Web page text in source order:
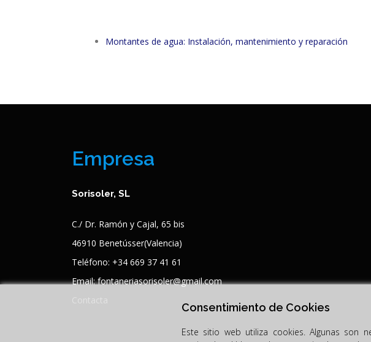
Montantes de agua: Instalación, mantenimiento y reparación
Empresa
Sorisoler, SL
C./ Dr. Ramón y Cajal, 65 bis
46910 Benetússer(Valencia)
Teléfono: +34 669 37 41 61
Email: fontaneriasorisoler@gmail.com
Consentimiento de Cookies
Este sitio web utiliza cookies. Algunas son